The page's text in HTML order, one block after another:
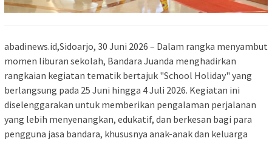
abadinews.id,Sidoarjo, 30 Juni 2026 – Dalam rangka menyambut
momen liburan sekolah, Bandara Juanda menghadirkan
rangkaian kegiatan tematik bertajuk "School Holiday" yang
berlangsung pada 25 Juni hingga 4 Juli 2026. Kegiatan ini
diselenggarakan untuk memberikan pengalaman perjalanan
yang lebih menyenangkan, edukatif, dan berkesan bagi para
pengguna jasa bandara, khususnya anak-anak dan keluarga